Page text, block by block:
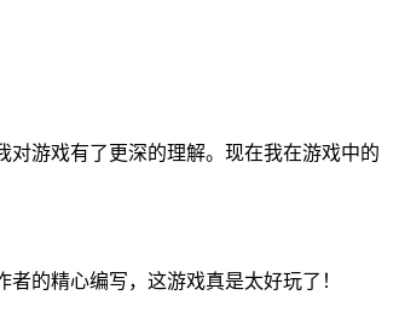
游戏有了更深的理解。现在我在游戏中的
的精心编写，这游戏真是太好玩了！